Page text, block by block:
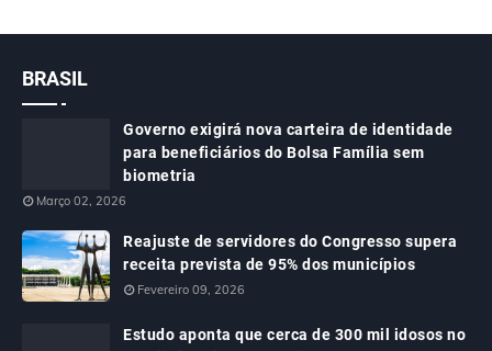
BRASIL
Governo exigirá nova carteira de identidade
para beneficiários do Bolsa Família sem
biometria
Março 02, 2026
Reajuste de servidores do Congresso supera
receita prevista de 95% dos municípios
Fevereiro 09, 2026
Estudo aponta que cerca de 300 mil idosos no